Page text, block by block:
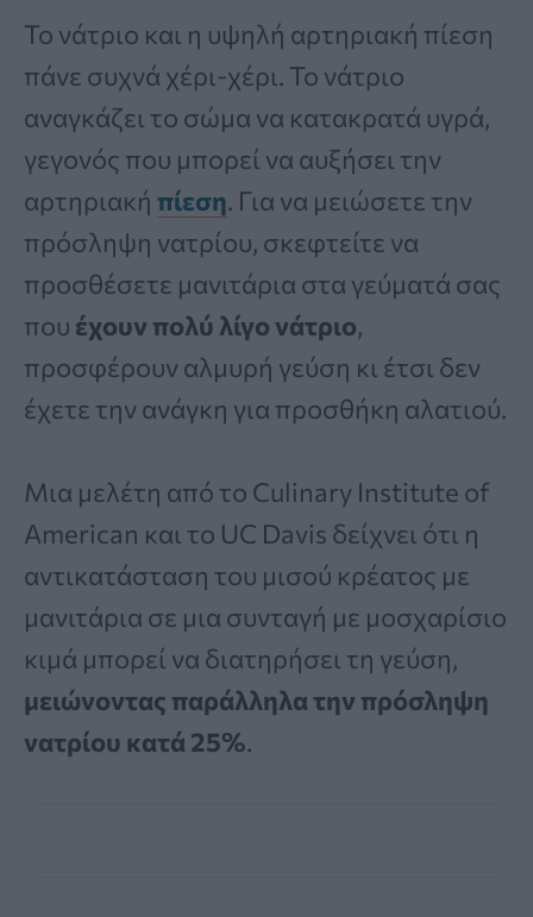
Το νάτριο και η υψηλή αρτηριακή πίεση
πάνε συχνά χέρι-χέρι. Το νάτριο
αναγκάζει το σώμα να κατακρατά υγρά,
γεγονός που μπορεί να αυξήσει την
αρτηριακή πίεση. Για να μειώσετε την
πρόσληψη νατρίου, σκεφτείτε να
προσθέσετε μανιτάρια στα γεύματά σας
που έχουν πολύ λίγο νάτριο,
προσφέρουν αλμυρή γεύση κι έτσι δεν
έχετε την ανάγκη για προσθήκη αλατιού.
Μια μελέτη από το Culinary Institute of
American και το UC Davis δείχνει ότι η
αντικατάσταση του μισού κρέατος με
μανιτάρια σε μια συνταγή με μοσχαρίσιο
κιμά μπορεί να διατηρήσει τη γεύση,
μειώνοντας παράλληλα την πρόσληψη
νατρίου κατά 25%.